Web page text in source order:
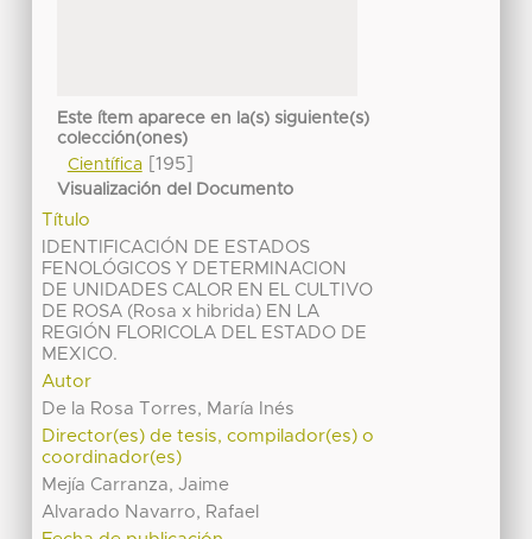
Este ítem aparece en la(s) siguiente(s)
colección(ones)
Científica[195]
Visualización del Documento
Título
IDENTIFICACIÓN DE ESTADOS
FENOLÓGICOS Y DETERMINACION
DE UNIDADES CALOR EN EL CULTIVO
DE ROSA (Rosa x hibrida) EN LA
REGIÓN FLORICOLA DEL ESTADO DE
MEXICO.
Autor
De la Rosa Torres, María Inés
Director(es) de tesis, compilador(es) o
coordinador(es)
Mejía Carranza, Jaime
Alvarado Navarro, Rafael